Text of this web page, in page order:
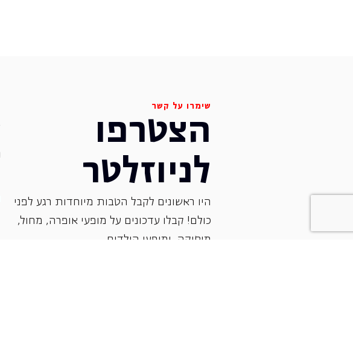
שימרו על קשר
הצטרפו
לניוזלטר
היו ראשונים לקבל הטבות מיוחדות רגע לפני
כולם! קבלו עדכונים על מופעי אופרה, ‏מחול,
‏מוסיקה, ומופעי הילדים.